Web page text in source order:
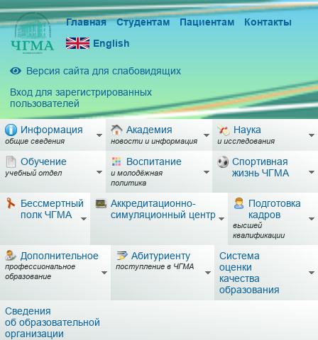
Главная Студентам Пациентам
Контакты
English
Версия сайта для слабовидящих
Вход для зарегистрированных
пользователей
Информация
общие сведения
Академия
новости и информация
Наука
и исследования
Обучение
учебный отдел
Воспитание
и молодёжная
политика
Спортивная
жизнь ЧГМА
Бессмертный
полк ЧГМА
Аккредитационно-
симуляционный центр
Подготовка
кадров
высшей
квалификации
Дополнительное
профессиональное
образование
Абитуриенту
поступление в ЧГМА
Система
оценки
качества
образования
Сведения
об образовательной
организации